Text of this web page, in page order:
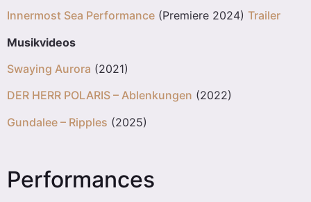
Innermost Sea Performance (Premiere 2024) Trailer
Musikvideos
Swaying Aurora (2021)
DER HERR POLARIS – Ablenkungen (2022)
Gundalee – Ripples (2025)
Performances